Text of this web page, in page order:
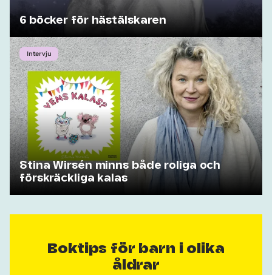
6 böcker för hästälskaren
Intervju
Stina Wirsén minns både roliga och
förskräckliga kalas
Boktips för barn i olika
åldrar